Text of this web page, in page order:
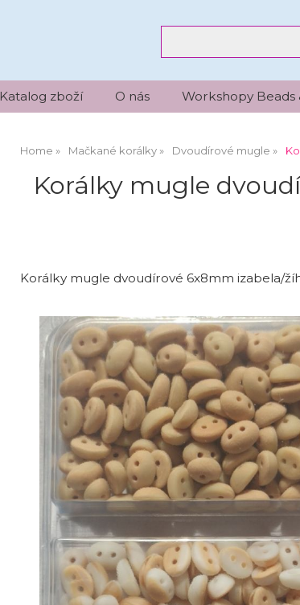
Katalog zboží O nás Workshopy Beads
Home Mačkané korálky Dvoudírové mugle
Korálky mugle
Korálky mugle dvoudírové 6x8mm izabela/